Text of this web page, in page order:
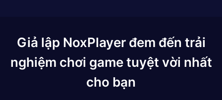
Giả lập NoxPlayer đem đến trải
nghiệm chơi game tuyệt vời nhất
cho bạn